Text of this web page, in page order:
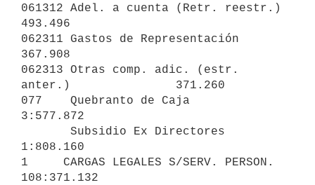
061312 Adel. a cuenta (Retr. reestr.)
493.496
062311 Gastos de Representación
367.908
062313 Otras comp. adic. (estr.
anter.)               371.260
077    Quebranto de Caja
3:577.872
1:808.160
1     CARGAS LEGALES S/SERV. PERSON.
108:371.132